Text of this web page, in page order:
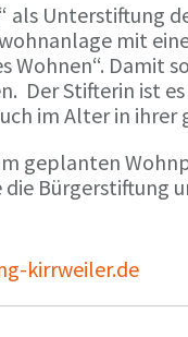
als Unterstiftung
mit
Wohnen“. Damit
Der Stifterin ist
im Alter in
geplanten
die Bürgerstiftung
kirrweiler.de